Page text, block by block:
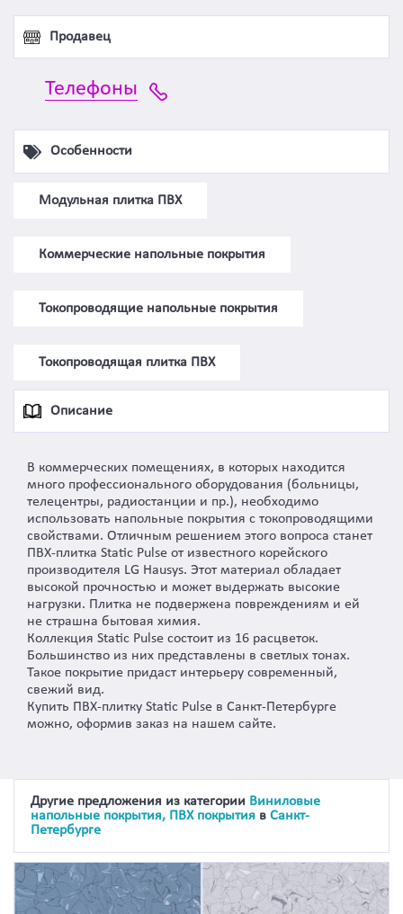
Продавец
Телефоны
Особенности
Модульная плитка ПВХ
Коммерческие напольные покрытия
Токопроводящие напольные покрытия
Токопроводящая плитка ПВХ
Описание
В коммерческих помещениях, в которых находится
много профессионального оборудования (больницы,
телецентры, радиостанции и пр.), необходимо
использовать напольные покрытия с токопроводящими
свойствами. Отличным решением этого вопроса станет
ПВХ-плитка Static Pulse от известного корейского
производителя LG Hausys. Этот материал обладает
высокой прочностью и может выдержать высокие
нагрузки. Плитка не подвержена повреждениям и ей
не страшна бытовая химия.
Коллекция Static Pulse состоит из 16 расцветок.
Большинство из них представлены в светлых тонах.
Такое покрытие придаст интерьеру современный,
свежий вид.
Купить ПВХ-плитку Static Pulse в Санкт-Петербурге
можно, оформив заказ на нашем сайте.
Другие предложения из категории Виниловые
напольные покрытия, ПВХ покрытия в Санкт-
Петербурге